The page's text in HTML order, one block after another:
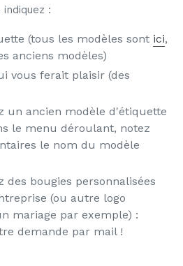
:
(tous les modèles sont ici,
anciens modèles)
vous ferait plaisir (des
un ancien modèle d'étiquette
le menu déroulant, notez
le nom du modèle
des bougies personnalisées
(ou autre logo
mariage par exemple) :
demande par mail !